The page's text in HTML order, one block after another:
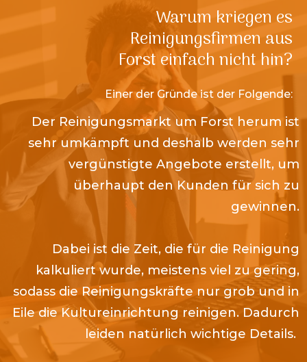
Warum kriegen es
Reinigungsfirmen aus
Forsteinfach nicht hin?
Einer der Gründe ist der Folgende:
Der Reinigungsmarkt um Forst herum ist
sehr umkämpft und deshalb werden sehr
vergünstigte Angebote erstellt, um
überhaupt den Kunden für sich zu
gewinnen.
Dabei ist die Zeit, die für die Reinigung
kalkuliert wurde, meistens viel zu gering,
sodass die Reinigungskräfte nur grob und in
Eile die Kultureinrichtung reinigen. Dadurch
leiden natürlich wichtige Details.